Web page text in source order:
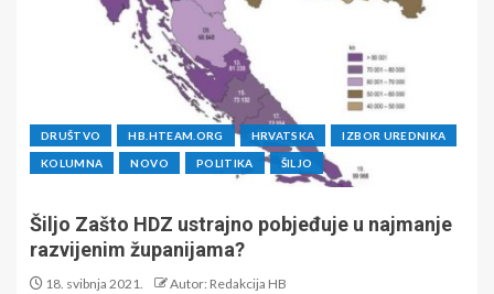
DRUŠTVO HB.HTEAM.ORG HRVATSKA IZBOR UREDNIKA
KOLUMNA NOVO POLITIKA ŠILJO
Šiljo Zašto HDZ ustrajno pobjeđuje u najmanje
razvijenim županijama?
18. svibnja 2021. Autor: Redakcija HB